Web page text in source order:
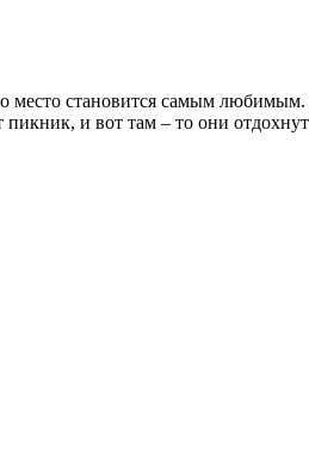
место становится самым
и вот там – то они